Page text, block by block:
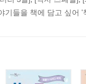
기들을 책에 담고 싶어